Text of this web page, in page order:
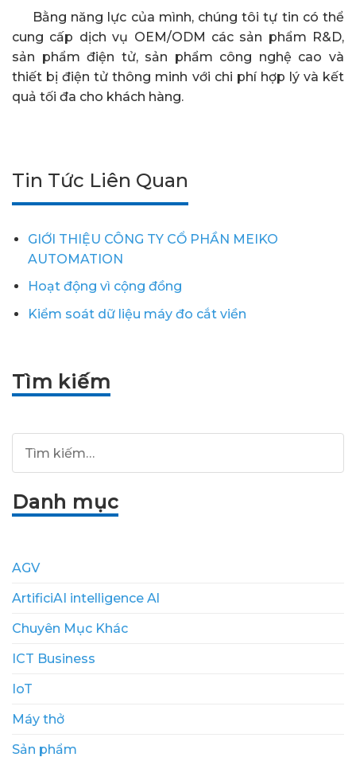
Bằng năng lực của mình, chúng tôi tự tin có thể
cung cấp dịch vụ OEM/ODM các sản phẩm R&D,
sản phẩm điện tử, sản phẩm công nghệ cao và
thiết bị điện tử thông minh với chi phí hợp lý và kết
quả tối đa cho khách hàng.
Tin Tức Liên Quan
GIỚI THIỆU CÔNG TY CỔ PHẦN MEIKO
AUTOMATION
Hoạt động vì cộng đồng
Kiểm soát dữ liệu máy đo cắt viền
Tìm kiếm
Danh mục
AGV
ArtificiAI intelligence Al
Chuyên Mục Khác
ICT Business
IoT
Máy thở
Sản phẩm